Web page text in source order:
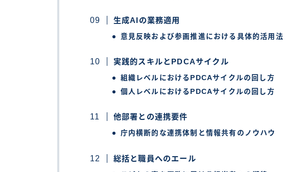
生成AIの業務適用
意見反映および参画推進における具体的活用法
実践的スキルとPDCAサイクル
組織レベルにおけるPDCAサイクルの回し方
個人レベルにおけるPDCAサイクルの回し方
他部署との連携要件
庁内横断的な連携体制と情報共有のノウハウ
総括と職員へのエール